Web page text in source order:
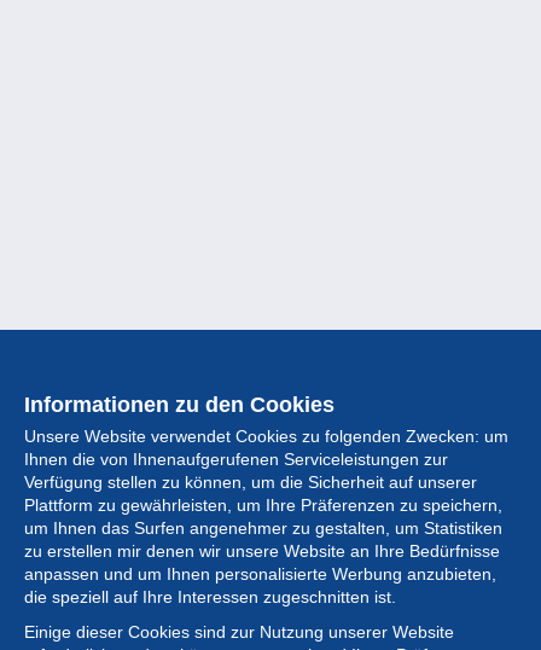
Informationen zu den Cookies
Unsere Website verwendet Cookies zu folgenden Zwecken: um
Ihnen die von Ihnenaufgerufenen Serviceleistungen zur
Verfügung stellen zu können, um die Sicherheit auf unserer
Plattform zu gewährleisten, um Ihre Präferenzen zu speichern,
um Ihnen das Surfen angenehmer zu gestalten, um Statistiken
zu erstellen mir denen wir unsere Website an Ihre Bedürfnisse
anpassen und um Ihnen personalisierte Werbung anzubieten,
die speziell auf Ihre Interessen zugeschnitten ist.
Einige dieser Cookies sind zur Nutzung unserer Website
Sammlung
Neuigkeiten